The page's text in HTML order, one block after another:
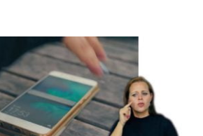
je v današnjem svetu
neslišno